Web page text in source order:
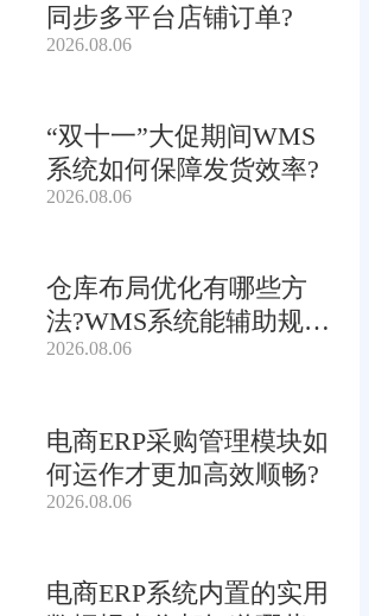
同步多平台店铺订单?
2026.08.06
“双十一”大促期间WMS
系统如何保障发货效率?
2026.08.06
仓库布局优化有哪些方
法?WMS系统能辅助规划
吗?
2026.08.06
电商ERP采购管理模块如
何运作才更加高效顺畅?
2026.08.06
电商ERP系统内置的实用